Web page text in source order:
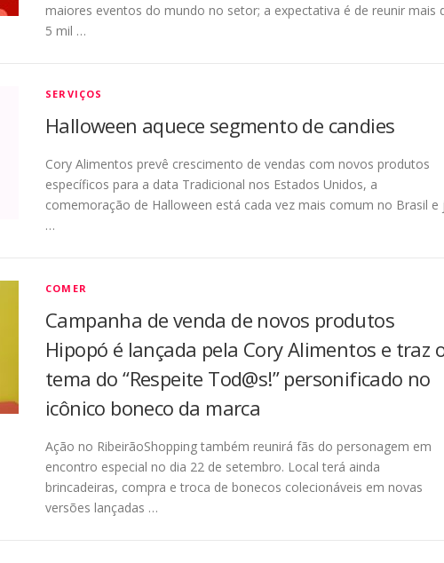
maiores eventos do mundo no setor; a expectativa é de reunir mais
5 mil …
SERVIÇOS
Halloween aquece segmento de candies
Cory Alimentos prevê crescimento de vendas com novos produtos
específicos para a data Tradicional nos Estados Unidos, a
comemoração de Halloween está cada vez mais comum no Brasil e
…
COMER
Campanha de venda de novos produtos
Hipopó é lançada pela Cory Alimentos e traz
tema do “Respeite Tod@s!” personificado no
icônico boneco da marca
Ação no RibeirãoShopping também reunirá fãs do personagem em
encontro especial no dia 22 de setembro. Local terá ainda
brincadeiras, compra e troca de bonecos colecionáveis em novas
versões lançadas …